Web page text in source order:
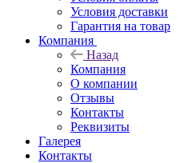
Условия доставки
Гарантия на товар
Компания
Назад
Компания
О компании
Отзывы
Контакты
Реквизиты
Галерея
Контакты